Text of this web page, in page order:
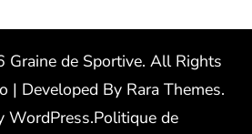
Graine de Sportive. All Rights
| Developed By Rara Themes.
WordPress.Politique de